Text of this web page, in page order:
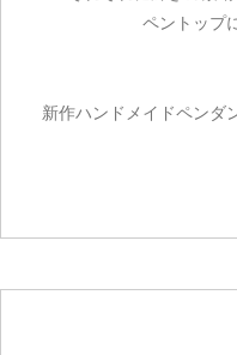
ペントップ
新作ハンドメイドペンダ